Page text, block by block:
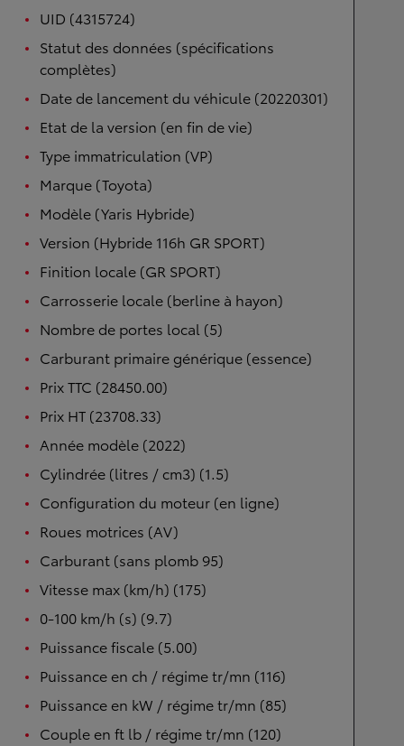
UID (4315724)
Statut des données (spécifications
complètes)
Date de lancement du véhicule (20220301)
Etat de la version (en fin de vie)
Type immatriculation (VP)
Marque (Toyota)
Modèle (Yaris Hybride)
Version (Hybride 116h GR SPORT)
Finition locale (GR SPORT)
Carrosserie locale (berline à hayon)
Nombre de portes local (5)
Carburant primaire générique (essence)
Prix TTC (28450.00)
Prix HT (23708.33)
Année modèle (2022)
Cylindrée (litres / cm3) (1.5)
Configuration du moteur (en ligne)
Roues motrices (AV)
Carburant (sans plomb 95)
Vitesse max (km/h) (175)
0-100 km/h (s) (9.7)
Puissance fiscale (5.00)
Puissance en ch / régime tr/mn (116)
Puissance en kW / régime tr/mn (85)
Couple en ft lb / régime tr/mn (120)